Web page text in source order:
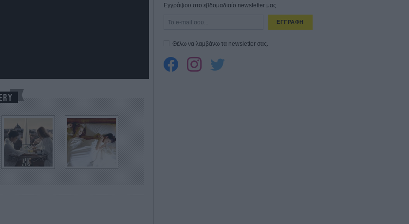
Εγγράψου στο εβδομαδιαίο newsletter μας.
ΕΓΓΡΑΦΗ
Θέλω να λαμβάνω τα newsletter σας.